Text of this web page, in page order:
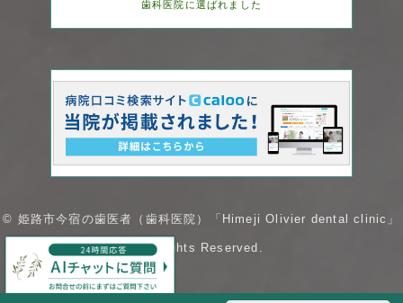
歯科医院に選ばれました
© 姫路市今宿の歯医者（歯科医院）「Himeji Olivier dental clinic」
AllRights Reserved.